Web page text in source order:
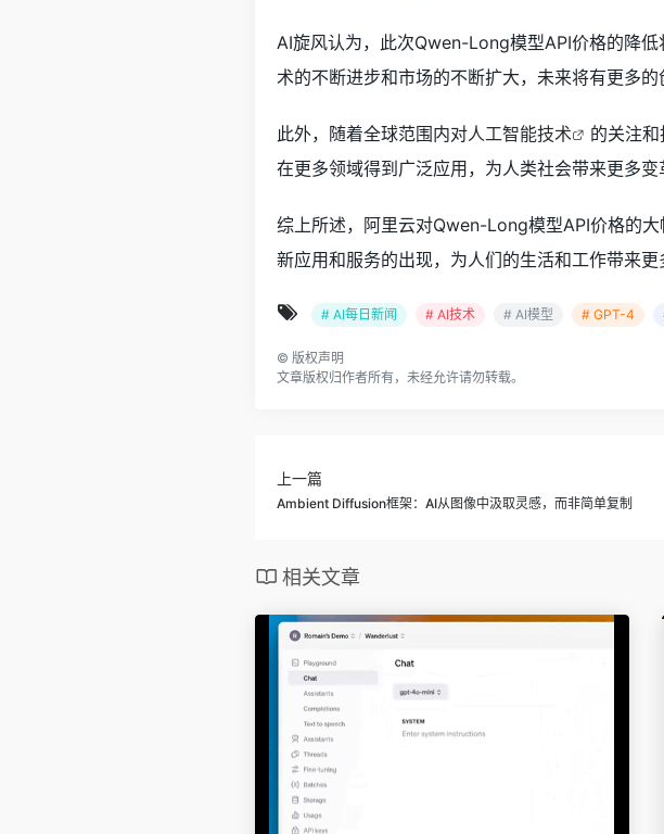
AI旋风认为，此次Qwen-Long模型API价格的降
术的不断进步和市场的不断扩大，未来将有更多
此外，随着全球范围内对人工智能技术
的关注
在更多领域得到广泛应用，为人类社会带来更多变
综上所述，阿里云对Qwen-Long模型API价格的
新应用和服务的出现，为人们的生活和工作带来更
# AI每日新闻 # AI技术 # AI模型 # GPT-4
© 版权声明
文章版权归作者所有，未经允许请勿转载。
上一篇
Ambient Diffusion框架：AI从图像中汲取灵感，而非简单复制
相关文章